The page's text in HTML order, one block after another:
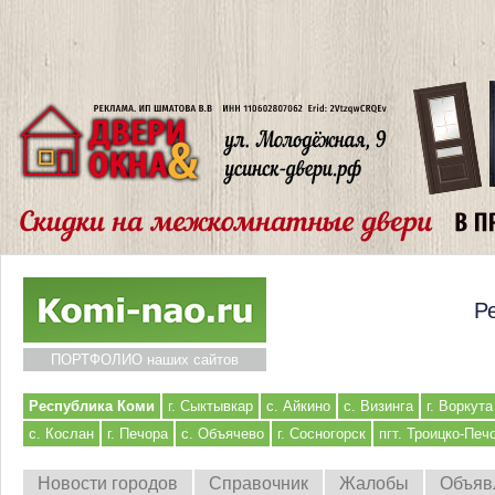
ПОРТФОЛИО наших сайтов
Республика Коми г. Сыктывкар с. Айкино с. Визинга
г. Воркута
с. Кослан
г. Печора с. Объячево г. Сосногорск пгт. Троицко-
Новости городов Справочник Жалобы